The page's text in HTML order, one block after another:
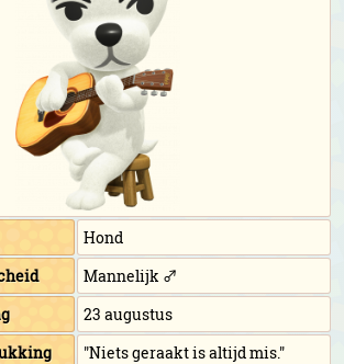
Hond
Mannelijk ♂
23 augustus
"Niets geraakt is altijd mis."